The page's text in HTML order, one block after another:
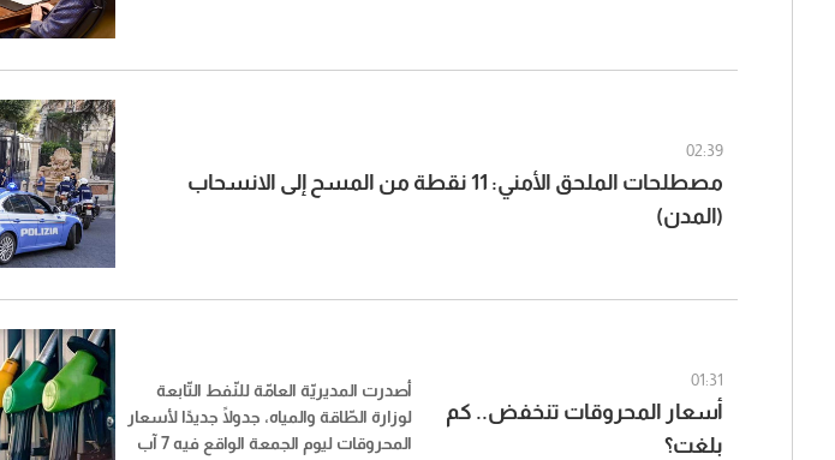
02:39
مصطلحات الملحق الأمني: 11 نقطة من المسح إلى الانسحاب
(المدن)
01:31
أسعار المحروقات تنخفض.. كم
بلغت؟
أصدرت المديريّة العامّة للنّفط التّابعة
لوزارة الطّاقة والمياه، جدولًا جديدًا لأسعار
المحروقات ليوم الجمعة الواقع فيه 7 آب